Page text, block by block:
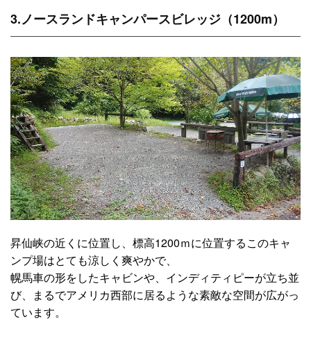
3.ノースランドキャンパースビレッジ（1200m）
昇仙峡の近くに位置し、標高1200ｍに位置するこのキャ
ンプ場はとても涼しく爽やかで、
幌馬車の形をしたキャビンや、インディティピーが立ち並
び、まるでアメリカ西部に居るような素敵な空間が広がっ
ています。